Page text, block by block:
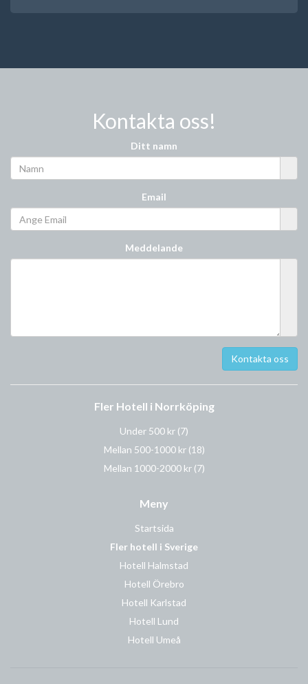
Kontakta oss!
Ditt namn
Email
Meddelande
Fler Hotell i Norrköping
Under 500 kr (7)
Mellan 500-1000 kr (18)
Mellan 1000-2000 kr (7)
Meny
Startsida
Fler hotell i Sverige
Hotell Halmstad
Hotell Örebro
Hotell Karlstad
Hotell Lund
Hotell Umeå